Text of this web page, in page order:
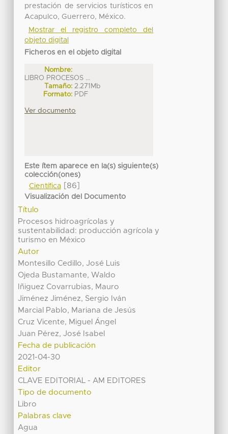
prestación de servicios turísticos en
Acapulco, Guerrero, México.
Mostrar el registro completo del
objeto digital
Ficheros en el objeto digital
Nombre:
LIBRO PROCESOS ...
Tamaño: 2.271Mb
Formato: PDF
Ver documento
Este ítem aparece en la(s) siguiente(s)
colección(ones)
Científica[86]
Visualización del Documento
Título
Procesos hidroagrícolas y
sustentabilidad: producción agrícola y
turismo en México
Autor
Montesillo Cedillo, José Luis
Ojeda Bustamante, Waldo
Iñiguez Covarrubias, Mauro
Jiménez Jiménez, Sergio Iván
Marcial Pablo, Mariana de Jesús
Cruz Vicente, Miguel Ángel
Juan Pérez, José Isabel
Fecha de publicación
2021-04-30
Editor
CLAVE EDITORIAL - AM EDITORES
Tipo de documento
Libro
Palabras clave
Agua